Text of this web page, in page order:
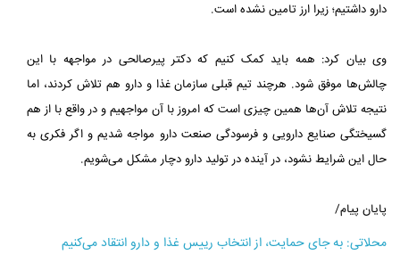
دارو داشتیم؛ زیرا ارز تامین نشده است.
وی بیان کرد: همه باید کمک کنیم که دکتر پیرصالحی در مواجهه با این
چالش‌ها موفق شود. هرچند تیم قبلی سازمان غذا و دارو هم تلاش کردند، اما
نتیجه تلاش آن‌ها همین چیزی است که امروز با آن مواجهیم و در واقع با از هم
گسیختگی صنایع دارویی و فرسودگی صنعت دارو مواجه شدیم و اگر فکری به
حال این شرایط نشود، در آینده در تولید دارو دچار مشکل می‌شویم.
پایان پیام/
محلاتی: به جای حمایت، از انتخاب رییس غذا و دارو انتقاد می‌کنیم